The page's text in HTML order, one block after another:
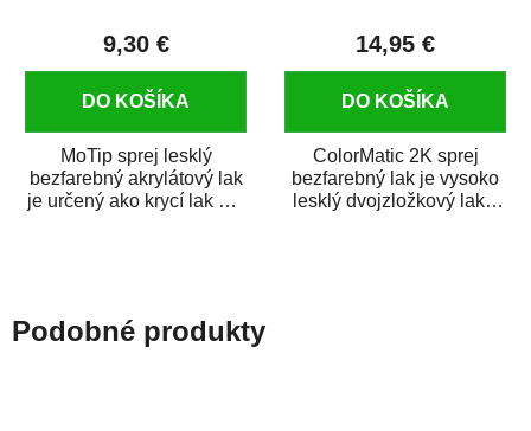
9,30 €
DO KOŠÍKA
MoTip sprej lesklý
bezfarebný akrylátový lak
je určený ako krycí lak pre
14,95 €
DO KOŠÍKA
ColorMatic 2K sprej
bezfarebný lak je vysoko
lesklý dvojzložkový lak s
Podobné produkty